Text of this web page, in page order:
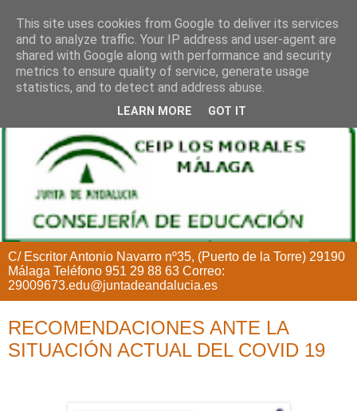
C/ Escritor Antonio Navarro nº35, (Puerto de la Torre) 29190
Málaga Teléfono 951 29 88 63 Correo:
29009673.edu@juntadeandalucia.es
RECOMENDACIONES ANTE LA
SITUACIÓN ACTUAL DEL COVID 19
This site uses cookies from Google to deliver its services
and to analyze traffic. Your IP address and user-agent are
shared with Google along with performance and security
metrics to ensure quality of service, generate usage
statistics, and to detect and address abuse.
LEARN MORE GOT IT